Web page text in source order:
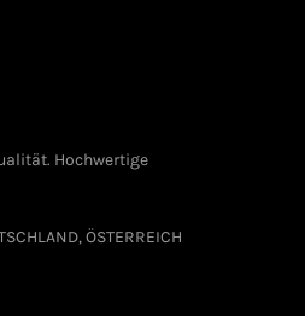
Hochwertige
ÖSTERREICH